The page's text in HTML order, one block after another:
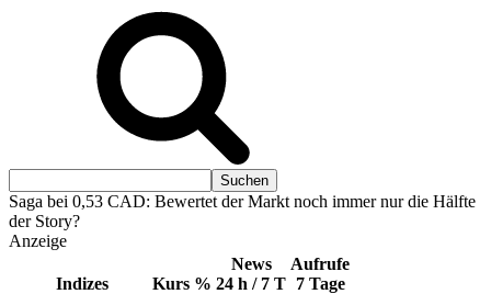
Saga bei 0,53 CAD: Bewertet der Markt noch immer nur die Hälfte
der Story?
Anzeige
Indizes Kurs %
News
24 h / 7 T
Aufrufe
7 Tage